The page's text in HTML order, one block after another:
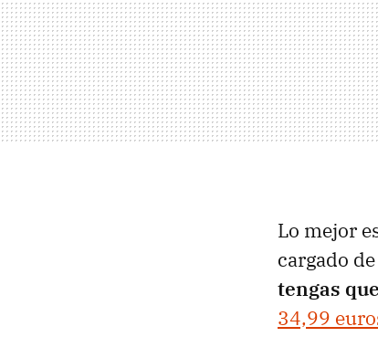
Lo mejor
cargado
tengas
34,99